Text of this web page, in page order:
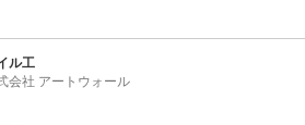
ル工
会社 アートウォール